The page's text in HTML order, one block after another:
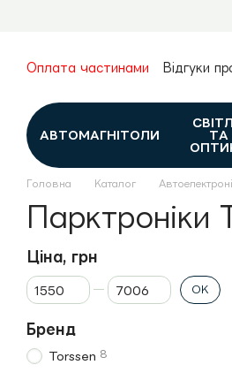
Оплата частинами Відгуки
Контакти
Каталог
АВТОМАГНІТОЛИ
ТА
Головна Каталог
Парктроніки
Ціна, грн
Від Ціна, грн
До Ціна, грн
ОК
Бренд
Torssen 8